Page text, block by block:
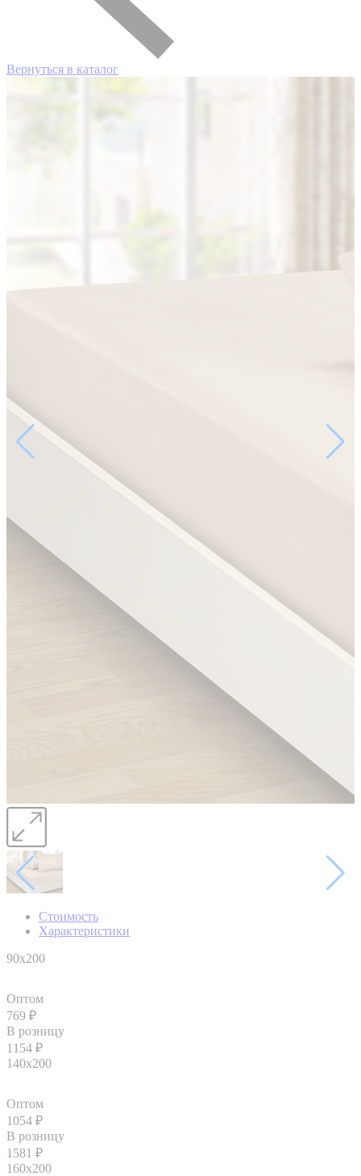
Вернуться в каталог
Стоимость
Характеристики
90x200
Оптом
769 ₽
В розницу
1154 ₽
140х200
Оптом
1054 ₽
В розницу
1581 ₽
160x200